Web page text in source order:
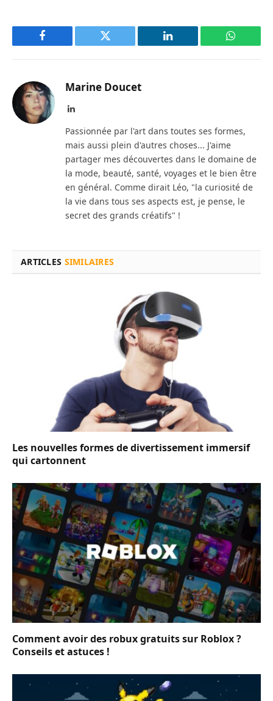
Facebook Twitter LinkedIn
Marine Doucet
LinkedIn
Passionnée par l'art dans toutes ses formes,
mais aussi plein d'autres choses... J'aime
partager mes découvertes dans le domaine de
la mode, beauté, santé, voyages et le bien être
en général. Comme dirait Léo, "la curiosité de
la vie dans tous ses aspects est, je pense, le
secret des grands créatifs" !
ARTICLES SIMILAIRES
Les nouvelles formes de divertissement immersif
qui cartonnent
Comment avoir des robux gratuits sur Roblox ?
Conseils et astuces !